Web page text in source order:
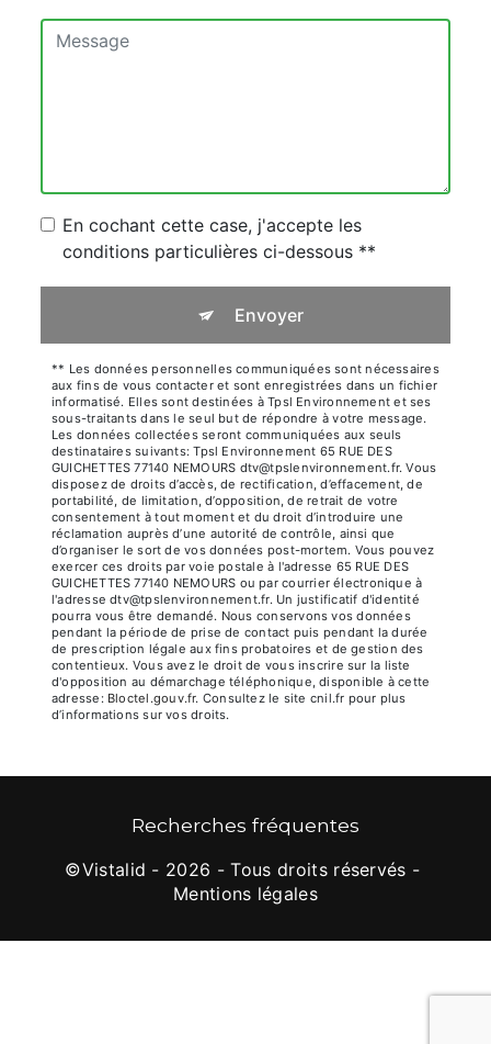
En cochant cette case, j'accepte les
conditions particulières ci-dessous **
Envoyer
** Les données personnelles communiquées sont nécessaires
aux fins de vous contacter et sont enregistrées dans un fichier
informatisé. Elles sont destinées à Tpsl Environnement et ses
sous-traitants dans le seul but de répondre à votre message.
Les données collectées seront communiquées aux seuls
destinataires suivants: Tpsl Environnement 65 RUE DES
GUICHETTES 77140 NEMOURS dtv@tpslenvironnement.fr. Vous
disposez de droits d’accès, de rectification, d’effacement, de
portabilité, de limitation, d’opposition, de retrait de votre
consentement à tout moment et du droit d’introduire une
réclamation auprès d’une autorité de contrôle, ainsi que
d’organiser le sort de vos données post-mortem. Vous pouvez
exercer ces droits par voie postale à l'adresse 65 RUE DES
GUICHETTES 77140 NEMOURS ou par courrier électronique à
l'adresse dtv@tpslenvironnement.fr. Un justificatif d'identité
pourra vous être demandé. Nous conservons vos données
pendant la période de prise de contact puis pendant la durée
de prescription légale aux fins probatoires et de gestion des
contentieux. Vous avez le droit de vous inscrire sur la liste
d'opposition au démarchage téléphonique, disponible à cette
adresse:
Bloctel.gouv.fr. Consultez le site cnil.fr pour plus
d’informations sur vos droits.
Recherches fréquentes
©Vistalid - 2026 - Tous droits réservés -
Mentions légales